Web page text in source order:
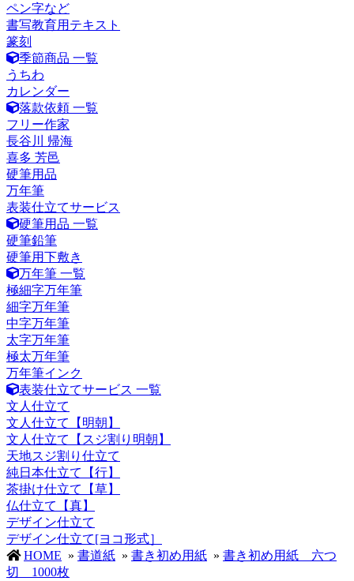
ペン字など
書写教育用テキスト
篆刻
季節商品 一覧
うちわ
カレンダー
落款依頼 一覧
フリー作家
長谷川 帰海
喜多 芳邑
硬筆用品
万年筆
表装仕立てサービス
硬筆用品 一覧
硬筆鉛筆
硬筆用下敷き
万年筆 一覧
極細字万年筆
細字万年筆
中字万年筆
太字万年筆
極太万年筆
万年筆インク
表装仕立てサービス 一覧
文人仕立て
文人仕立て【明朝】
文人仕立て【スジ割り明朝】
天地スジ割り仕立て
純日本仕立て【行】
茶掛け仕立て【草】
仏仕立て【真】
デザイン仕立て
デザイン仕立て[ヨコ形式］
HOME » 書道紙 » 書き初め用紙 » 書き初め用紙 六つ
切 1000枚